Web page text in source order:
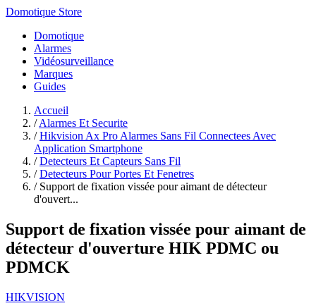
Domotique Store
Domotique
Alarmes
Vidéosurveillance
Marques
Guides
Accueil
/ Alarmes Et Securite
/ Hikvision Ax Pro Alarmes Sans Fil Connectees Avec
Application Smartphone
/ Detecteurs Et Capteurs Sans Fil
/ Detecteurs Pour Portes Et Fenetres
/ Support de fixation vissée pour aimant de détecteur
d'ouvert...
Support de fixation vissée pour aimant de
détecteur d'ouverture HIK PDMC ou
PDMCK
HIKVISION